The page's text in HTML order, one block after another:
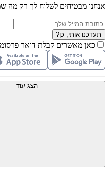
אנחנו מבטיחים לשלוח לך רק מה
תעדכנו אותי, כן?
כאן מאשרים קבלת דואר
הצג עוד